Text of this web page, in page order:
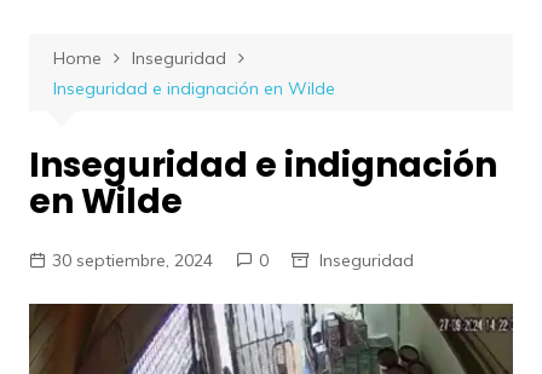
Home
Inseguridad
Inseguridad e indignación en Wilde
Inseguridad e indignación
en Wilde
30 septiembre, 2024 0 Inseguridad